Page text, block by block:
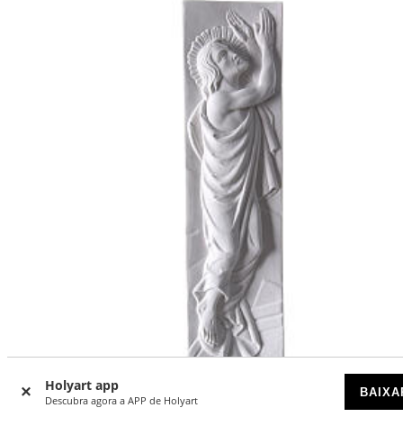
Holyart app
Descubra agora a APP de Holyart
Cristo Ressuscitado mármore sintético 55x16 cm